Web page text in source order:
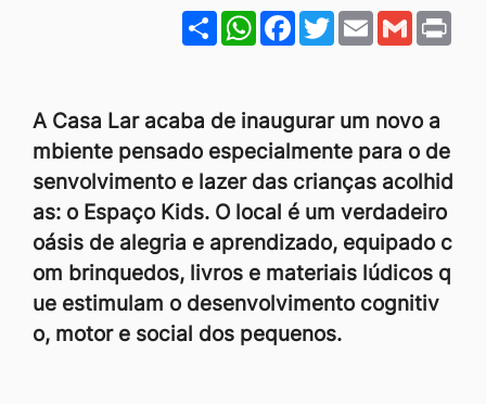
ShareWhatsApp
Facebook
Twitter
EmailGmail
A Casa Lar acaba de inaugurar um novo a
mbiente pensado especialmente para o de
senvolvimento e lazer das crianças acolhid
as: o Espaço Kids. O local é um verdadeiro
oásis de alegria e aprendizado, equipado c
om brinquedos, livros e materiais lúdicos q
ue estimulam o desenvolvimento cognitiv
o, motor e social dos pequenos.